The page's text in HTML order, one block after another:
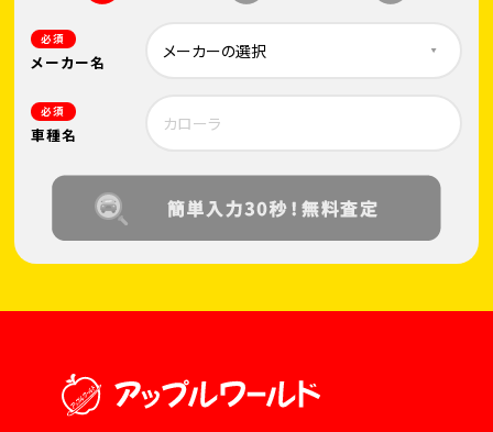
必須
メーカー名
必須
車種名